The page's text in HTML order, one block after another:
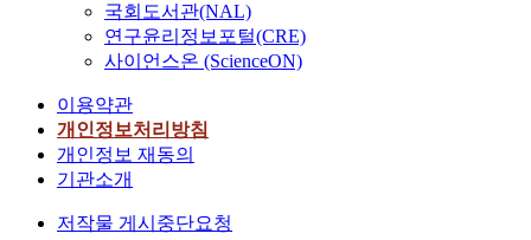
국회도서관(NAL)
연구윤리정보포털(CRE)
사이언스온 (ScienceON)
이용약관
개인정보처리방침
개인정보 재동의
기관소개
저작물 게시중단요청